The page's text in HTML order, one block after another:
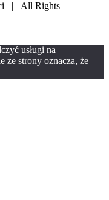
| All Rights
usługi na
ze strony oznacza, że